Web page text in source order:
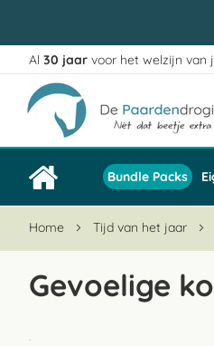
Ga
naar
de
inhoud
Al 30 jaar voor het welzijn van
Bundle Packs
Home Tijd van het jaar
Gevoelige